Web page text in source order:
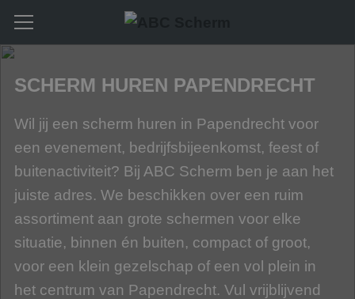
SCHERM HUREN PAPENDRECHT
Wil jij een scherm huren in Papendrecht voor
een evenement, bedrijfsbijeenkomst, feest of
buitenactiviteit? Bij ABC Scherm ben je aan het
juiste adres. We beschikken over een ruim
assortiment aan grote schermen voor elke
situatie, binnen én buiten, compact of groot,
voor een klein gezelschap of een vol plein in
het centrum van Papendrecht. Vul vrijblijvend